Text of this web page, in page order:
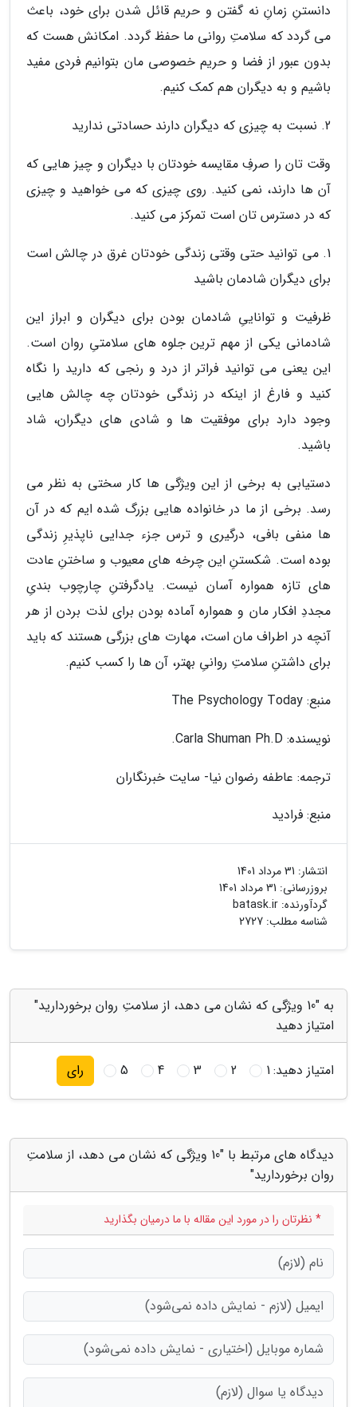
دانستنِ زمانِ نه گفتن و حریم قائل شدن برای خود، باعث
می گردد که سلامتِ روانی ما حفظ گردد. امکانش هست که
بدون عبور از فضا و حریم خصوصی مان بتوانیم فردی مفید
باشیم و به دیگران هم کمک کنیم.
2. نسبت به چیزی که دیگران دارند حسادتی ندارید
وقت تان را صرفِ مقایسه خودتان با دیگران و چیز هایی که
آن ها دارند، نمی کنید. روی چیزی که می خواهید و چیزی
که در دسترس تان است تمرکز می کنید.
1. می توانید حتی وقتی زندگی خودتان غرق در چالش است
برای دیگران شادمان باشید
ظرفیت و تواناییِ شادمان بودن برای دیگران و ابراز این
شادمانی یکی از مهم ترین جلوه های سلامتیِ روان است.
این یعنی می توانید فراتر از درد و رنجی که دارید را نگاه
کنید و فارغ از اینکه در زندگی خودتان چه چالش هایی
وجود دارد برای موفقیت ها و شادی های دیگران، شاد
باشید.
دستیابی به برخی از این ویژگی ها کار سختی به نظر می
رسد. برخی از ما در خانواده هایی بزرگ شده ایم که در آن
ها منفی بافی، درگیری و ترس جزء جدایی ناپذیرِ زندگی
بوده است. شکستنِ این چرخه های معیوب و ساختنِ عادت
های تازه همواره آسان نیست. یادگرفتنِ چارچوب بندیِ
مجددِ افکار مان و همواره آماده بودن برای لذت بردن از هر
آنچه در اطراف مان است، مهارت های بزرگی هستند که باید
برای داشتنِ سلامتِ روانیِ بهتر، آن ها را کسب کنیم.
منبع: The Psychology Today
نویسنده: Carla Shuman Ph.D.
ترجمه: عاطفه رضوان نیا- سایت خبرنگاران
منبع: فرادید
انتشار: 31 مرداد 1401
بروزرسانی: 31 مرداد 1401
گردآورنده: batask.ir
شناسه مطلب: 2727
به "10 ویژگی که نشان می دهد، از سلامتِ روان برخوردارید"
امتیاز دهید
امتیاز دهید:1
2
3
4
5 رای
دیدگاه های مرتبط با "10 ویژگی که نشان می دهد، از سلامتِ
روان برخوردارید"
* نظرتان را در مورد این مقاله با ما درمیان بگذارید